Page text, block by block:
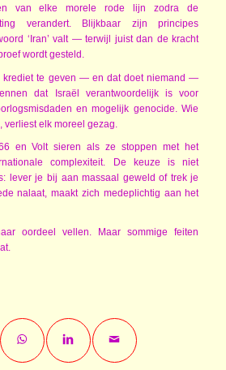
van elke morele rode lijn zodra de
verandert. Blijkbaar zijn principes
‘Iran’ valt — terwijl juist dan de kracht
wordt gesteld.
krediet te geven — en dat doet niemand —
dat Israël verantwoordelijk is voor
en mogelijk genocide. Wie
elk moreel gezag.
en Volt sieren als ze stoppen met het
complexiteit. De keuze is niet
lever je bij aan massaal geweld of trek je
nalaat, maakt zich medeplichtig aan het
oordeel vellen. Maar sommige feiten